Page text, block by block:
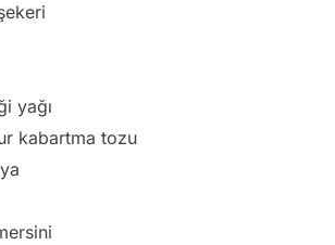
yağı
kabartma tozu